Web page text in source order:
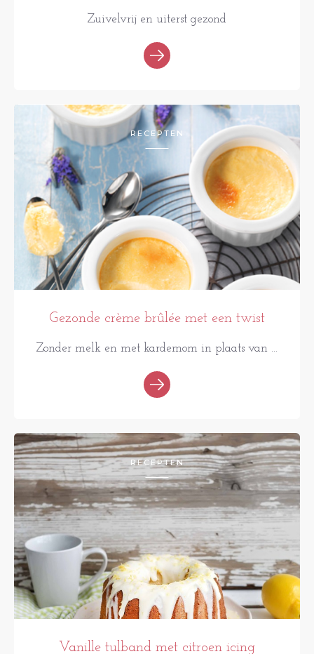
Zuivelvrij en uiterst gezond
RECEPTEN
Gezonde crème brûlée met een twist
Zonder melk en met kardemom in plaats van ...
RECEPTEN
Vanille tulband met citroen icing